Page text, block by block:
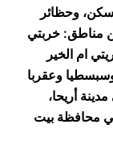
وحظائر
مناطق: خربتي
ام الخير
وعقربا
في مدينة أريحا،
محافظة بيت